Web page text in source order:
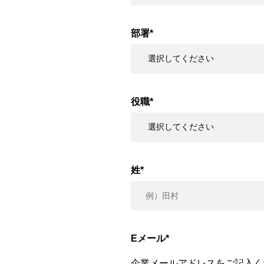
部署*
役職*
姓*
Eメール*